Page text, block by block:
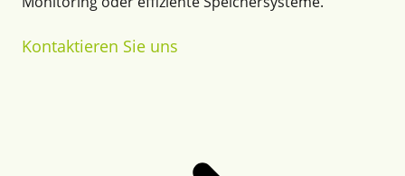
Kontaktieren Sie uns